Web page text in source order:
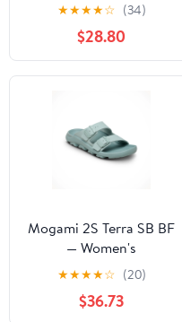
★★★★☆ (34)
$28.80
Mogami 2S Terra SB BF
— Women's
★★★★☆ (20)
$36.73